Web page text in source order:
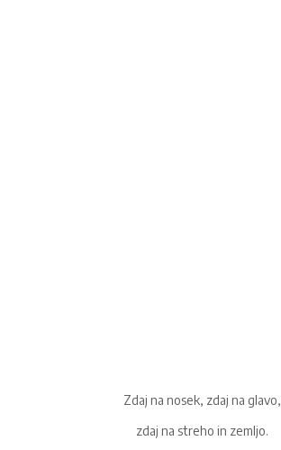
Zdaj na nosek, zdaj na glavo,
zdaj na streho in zemljo.